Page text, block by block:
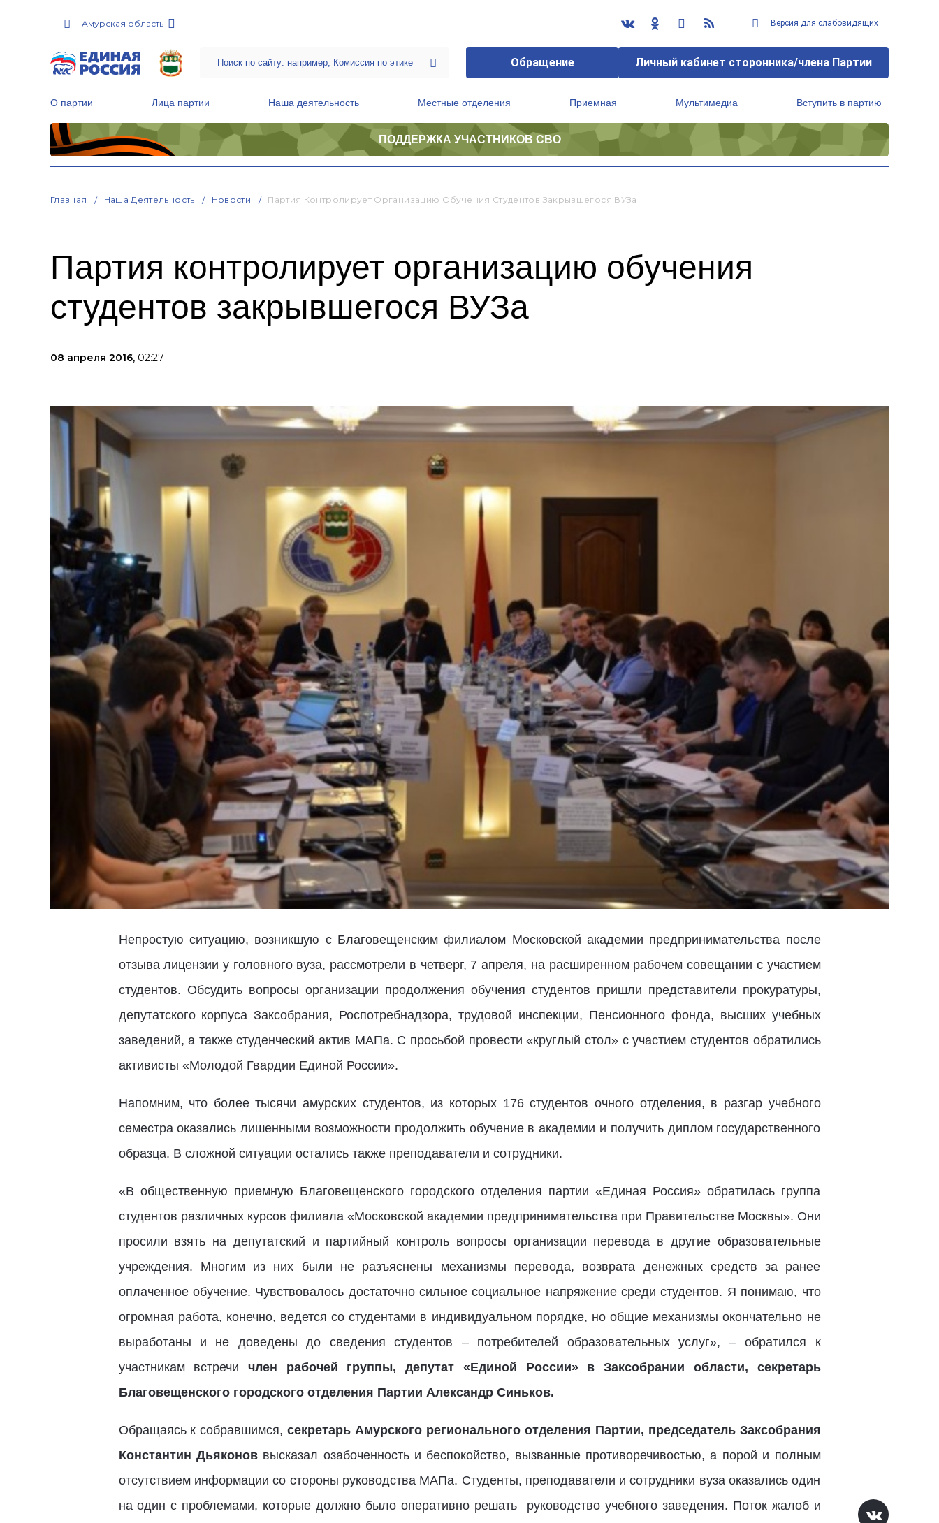
Амурская область Версия для слабовидящих
Обращение Личный кабинет сторонника/члена Партии
О партии Лица партии Наша деятельность Местные отделения Приемная Мультимедиа Вступить в партию
ПОДДЕРЖКА УЧАСТНИКОВ СВО
Главная Наша Деятельность Новости Партия Контролирует Организацию Обучения Студентов Закрывшегося ВУЗа
Партия контролирует организацию обучения
студентов закрывшегося ВУЗа
08 апреля 2016, 02:27
Непростую ситуацию, возникшую с Благовещенским филиалом Московской академии предпринимательства после
отзыва лицензии у головного вуза, рассмотрели в четверг, 7 апреля, на расширенном рабочем совещании с участием
студентов. Обсудить вопросы организации продолжения обучения студентов пришли представители прокуратуры,
депутатского корпуса Заксобрания, Роспотребнадзора, трудовой инспекции, Пенсионного фонда, высших учебных
заведений, а также студенческий актив МАПа. С просьбой провести «круглый стол» с участием студентов обратились
активисты «Молодой Гвардии Единой России».
Напомним, что более тысячи амурских студентов, из которых 176 студентов очного отделения, в разгар учебного
семестра оказались лишенными возможности продолжить обучение в академии и получить диплом государственного
образца. В сложной ситуации остались также преподаватели и сотрудники.
«В общественную приемную Благовещенского городского отделения партии «Единая Россия» обратилась группа
студентов различных курсов филиала «Московской академии предпринимательства при Правительстве Москвы». Они
просили взять на депутатский и партийный контроль вопросы организации перевода в другие образовательные
учреждения. Многим из них были не разъяснены механизмы перевода, возврата денежных средств за ранее
оплаченное обучение. Чувствовалось достаточно сильное социальное напряжение среди студентов. Я понимаю, что
огромная работа, конечно, ведется со студентами в индивидуальном порядке, но общие механизмы окончательно не
выработаны и не доведены до сведения студентов – потребителей образовательных услуг», – обратился к
участникам встречи член рабочей группы, депутат «Единой России» в Заксобрании области, секретарь
Благовещенского городского отделения Партии Александр Синьков.
Обращаясь к собравшимся,секретарь Амурского регионального отделения Партии, председатель Заксобрания
Константин Дьяконов высказал озабоченность и беспокойство, вызванные противоречивостью, а порой и полным
отсутствием информации со стороны руководства МАПа. Студенты, преподаватели и сотрудники вуза оказались один
на один с проблемами, которые должно было оперативно решать руководство учебного заведения. Поток жалоб и